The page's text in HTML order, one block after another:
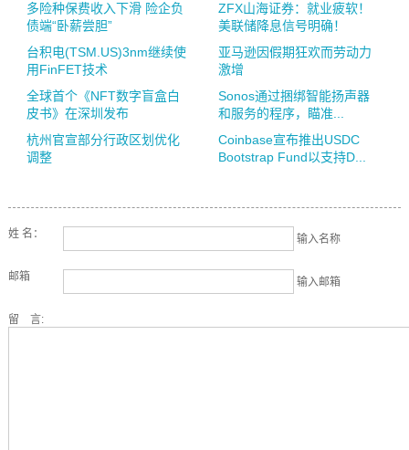
多险种保费收入下滑 险企负
债端“卧薪尝胆”
ZFX山海证券：就业疲软！
美联储降息信号明确！
台积电(TSM.US)3nm继续使
用FinFET技术
亚马逊因假期狂欢而劳动力
激增
全球首个《NFT数字盲盒白
皮书》在深圳发布
Sonos通过捆绑智能扬声器
和服务的程序，瞄准...
杭州官宣部分行政区划优化
调整
Coinbase宣布推出USDC
Bootstrap Fund以支持D...
姓 名： 输入名称
邮箱 输入邮箱
留 言: